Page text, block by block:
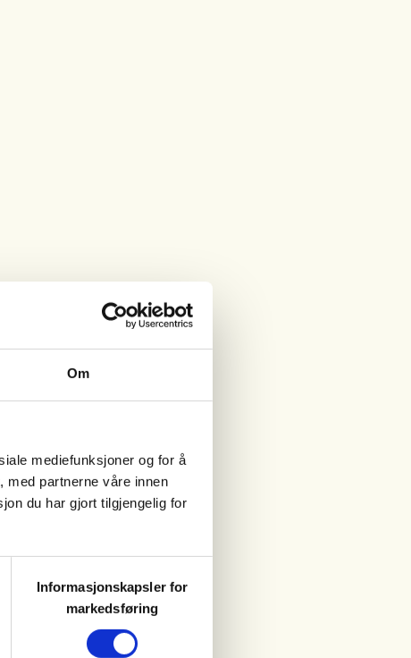
Om
mediefunksjoner og for å
med partnerne våre innen
du har gjort tilgjengelig for
Informasjonskapsler for
markedsføring